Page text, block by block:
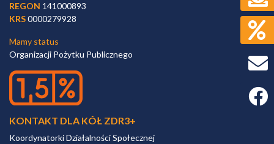
REGON 141000893
KRS0000279928
Mamy status
Organizacji Pożytku Publicznego
KONTAKT DLA KÓŁ ZDR3+
Koordynatorki Działalności Społecznej